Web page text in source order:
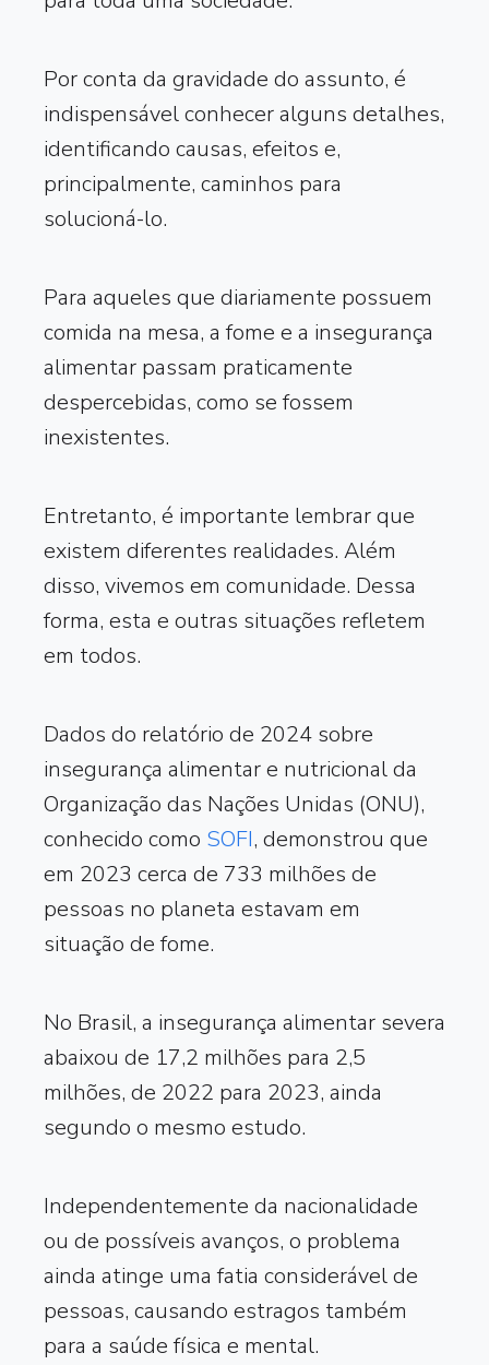
Por conta da gravidade do assunto, é
indispensável conhecer alguns detalhes,
identificando causas, efeitos e,
principalmente, caminhos para
solucioná-lo.
Para aqueles que diariamente possuem
comida na mesa, a fome e a insegurança
alimentar passam praticamente
despercebidas, como se fossem
inexistentes.
Entretanto, é importante lembrar que
existem diferentes realidades. Além
disso, vivemos em comunidade. Dessa
forma, esta e outras situações refletem
em todos.
Dados do relatório de 2024 sobre
insegurança alimentar e nutricional da
Organização das Nações Unidas (ONU),
conhecido como SOFI, demonstrou que
em 2023 cerca de 733 milhões de
pessoas no planeta estavam em
situação de fome.
No Brasil, a insegurança alimentar severa
abaixou de 17,2 milhões para 2,5
milhões, de 2022 para 2023, ainda
segundo o mesmo estudo.
Independentemente da nacionalidade
ou de possíveis avanços, o problema
ainda atinge uma fatia considerável de
pessoas, causando estragos também
para a saúde física e mental.